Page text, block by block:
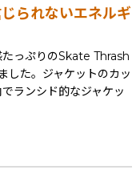
られないエネルギ
っぷりのSkate Thrash
した。ジャケットのカッ
ランシド的なジャケッ